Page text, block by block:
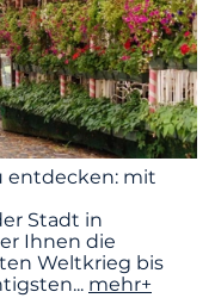
entdecken: mit
Stadt in
Ihnen die
Weltkrieg bis
... mehr+